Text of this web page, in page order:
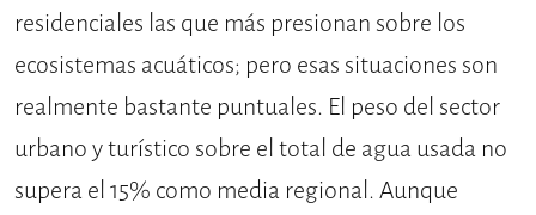
residenciales las que más presionan sobre los
ecosistemas acuáticos; pero esas situaciones son
realmente bastante puntuales. El peso del sector
urbano y turístico sobre el total de agua usada no
supera el 15% como media regional. Aunque